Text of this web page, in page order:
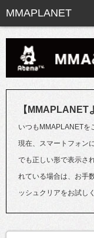
【MMAPLANET
いつもMMAPLANETを
現在、スマートフォン
でも正しい形で表示さ
れている場合は、お手
ッシュクリアをお試し